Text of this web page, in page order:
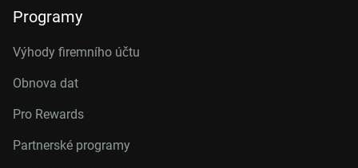
Programy
Výhody firemního účtu
Obnova dat
Pro Rewards
Partnerské programy